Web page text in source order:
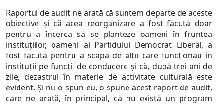
Raportul de audit ne arată că suntem departe de aceste
obiective și că acea reorganizare a fost făcută doar
pentru a încerca să se planteze oameni în fruntea
instituțiilor, oameni ai Partidului Democrat Liberal, a
fost făcută pentru a scăpa de alții care funcționau în
instituții pe funcții de conducere și că, după trei ani de
zile, dezastrul în materie de activitate culturală este
evident. Și nu o spun eu, o spune acest raport de audit,
care ne arată, în principal, că nu există un program